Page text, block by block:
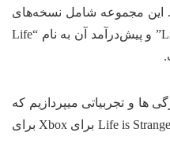
مجموعه شامل نسخه‌های
بازسازی شده بازی “Life is Strange” و پیش‌درآمد آن به نام “Life
ها و تجربیاتی میپردازیم که
خرید بازی Life is Strange Remastered Collection برای Xbox برای